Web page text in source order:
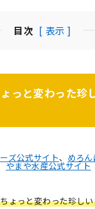
目次 [ 表示 ]
ょっと変わった珍
ズ公式サイト、 めろ
やまや水産公式サイト
ょっと変わった珍し